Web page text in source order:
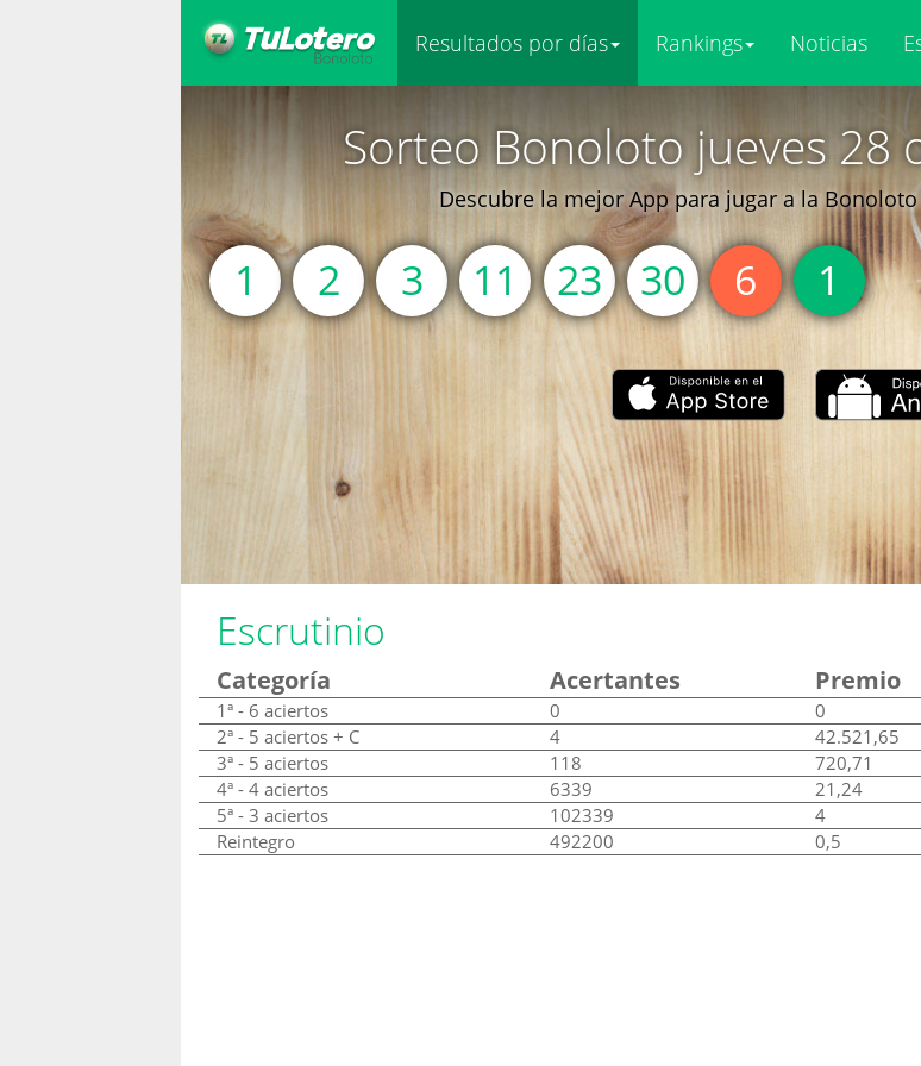
Resultados por días Rankings Noticias
Sorteo Bonoloto jueves 28
Descubre la mejor App para jugar a la
1 2 3 11 23 30 6 1
Escrutinio
Categoría Acertantes Premio
1ª - 6 aciertos 0
0
2ª - 5 aciertos + C
4
42.521,65
3ª - 5 aciertos
118
720,71
4ª - 4 aciertos
6339
21,24
5ª - 3 aciertos
102339
4
Reintegro
492200 0,5